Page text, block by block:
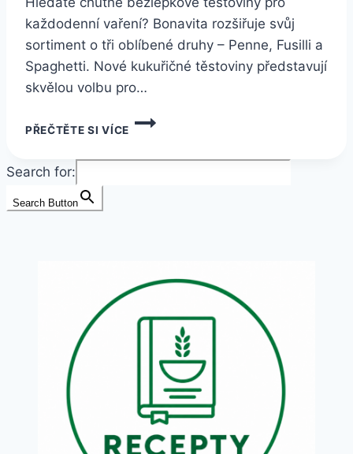
každodenní vaření? Bonavita rozšiřuje svůj
sortiment o tři oblíbené druhy – Penne, Fusilli a
Spaghetti. Nové kukuřičné těstoviny představují
skvělou volbu pro…
PŘEČTĚTE SI VÍCE
NOVÉ
BEZLEPKOVÉ
Search for:
Search Button